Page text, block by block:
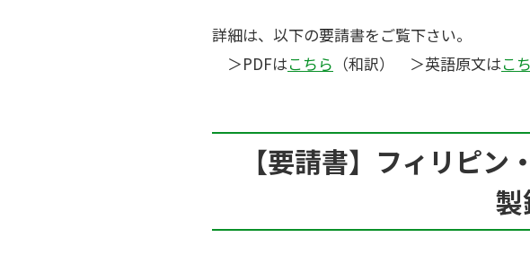
詳細は、以下の要請書をご覧下さい。
＞PDFはこちら （和訳） ＞英語原文はこ
【要請書】フィリピ